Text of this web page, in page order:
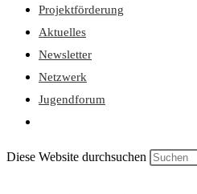
Projektförderung
Aktuelles
Newsletter
Netzwerk
Jugendforum
Diese Website durchsuchen